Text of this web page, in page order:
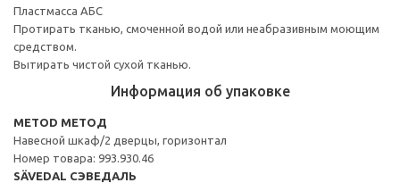
Пластмасса АБС
Протирать тканью, смоченной водой или неабразивным моющим
средством.
Вытирать чистой сухой тканью.
Информация об упаковке
METOD МЕТОД
Навесной шкаф/2 дверцы, горизонтал
Номер товара: 993.930.46
SÄVEDAL СЭВЕДАЛЬ